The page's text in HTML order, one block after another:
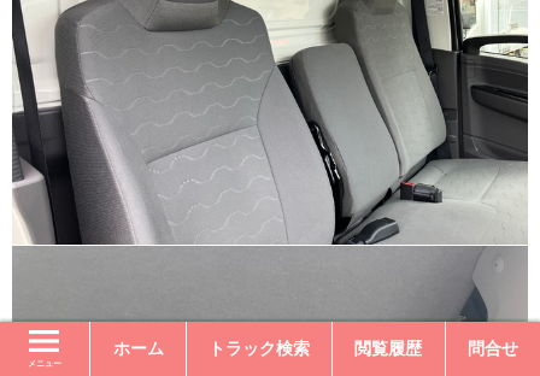
メニュー
ホーム トラック検索 閲覧履歴 問合せ